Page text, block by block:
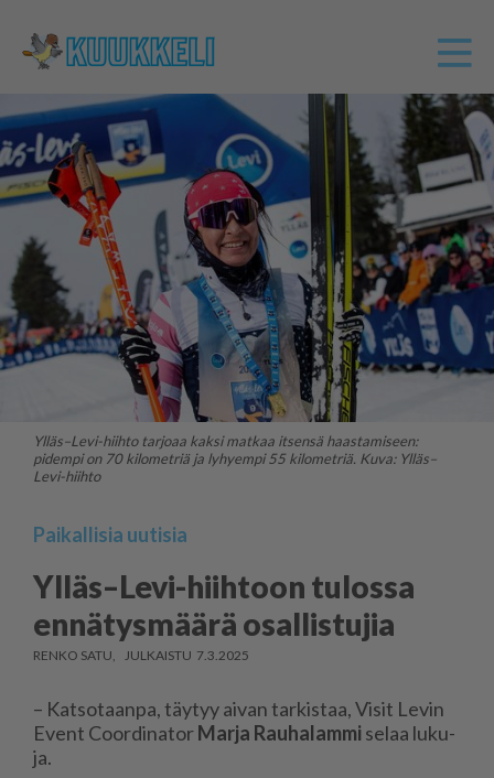
Ylläs–Levi-hiihto tarjoaa kaksi matkaa itsensä haastamiseen:
pidempi on 70 kilometriä ja lyhyempi 55 kilometriä. Kuva: Ylläs–
Levi-hiihto
Paikallisia uutisia
Ylläs–Levi-hiihtoon tulossa
ennätysmäärä osallistujia
RENKO SATU 7.3.2025
– Kat­so­taan­pa, täy­tyy ai­van tar­kis­taa, Vi­sit Le­vin
Event Coor­di­na­torMar­ja Rau­ha­lam­mi se­laa lu­ku­
ja.